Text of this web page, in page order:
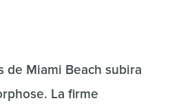
de Miami Beach subira
La firme